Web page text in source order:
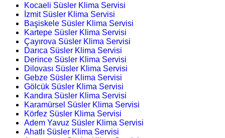
Kocaeli Süsler Klima Servisi
İzmit Süsler Klima Servisi
Başiskele Süsler Klima Servisi
Kartepe Süsler Klima Servisi
Çayırova Süsler Klima Servisi
Darıca Süsler Klima Servisi
Derince Süsler Klima Servisi
Dilovası Süsler Klima Servisi
Gebze Süsler Klima Servisi
Gölcük Süsler Klima Servisi
Kandıra Süsler Klima Servisi
Karamürsel Süsler Klima Servisi
Körfez Süsler Klima Servisi
Adem Yavuz Süsler Klima Servisi
Ahatlı Süsler Klima Servisi